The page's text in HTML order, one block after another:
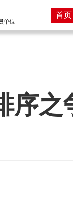
首页
序之